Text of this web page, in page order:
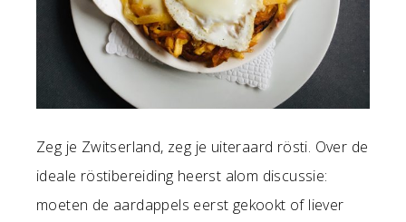
Zeg je Zwitserland, zeg je uiteraard rösti. Over de
ideale röstibereiding heerst alom discussie:
moeten de aardappels eerst gekookt of liever